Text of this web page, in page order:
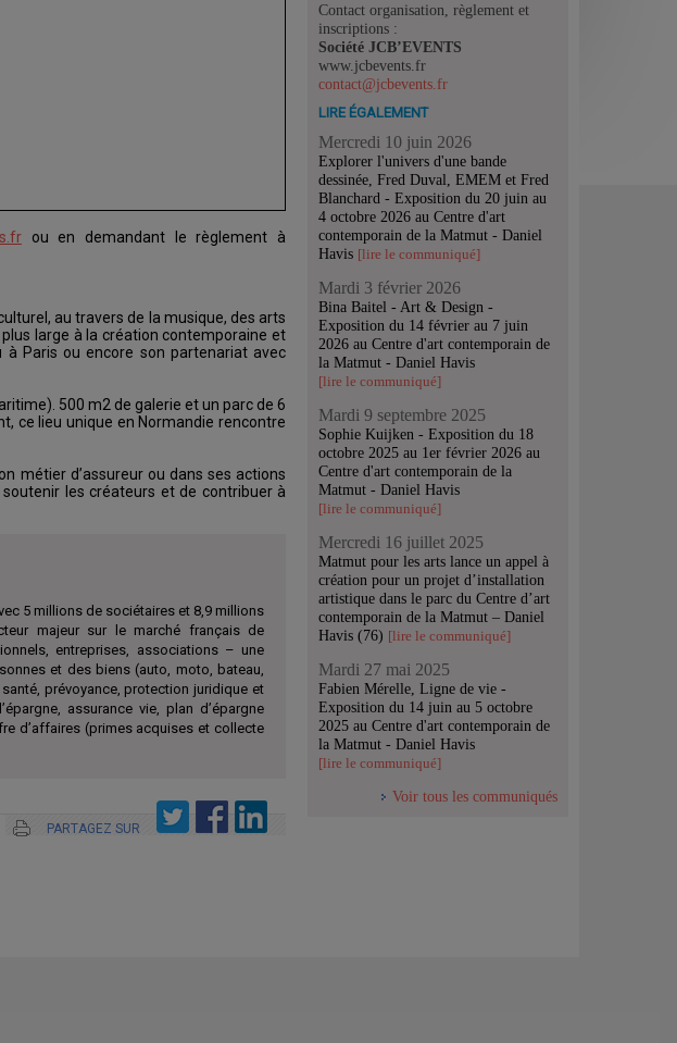
ou en demandant le règlement à
au travers de la musique, des arts
large à la création contemporaine et
Paris ou encore son partenariat avec
500 m2 de galerie et un parc de 6
ce lieu unique en Normandie rencontre
métier d’assureur ou dans ses actions
les créateurs et de contribuer à
5 millions de sociétaires et 8,9 millions
majeur sur le marché français de
entreprises, associations – une
et des biens (auto, moto, bateau,
prévoyance, protection juridique et
assurance vie, plan d’épargne
d’affaires (primes acquises et collecte
PARTAGEZ SUR
Contact organisation, règlement et
inscriptions :
Société JCB’EVENTS
www.jcbevents.fr
contact@jcbevents.fr
LIRE ÉGALEMENT
Mercredi 10 juin 2026
Explorer l'univers d'une bande
dessinée, Fred Duval, EMEM et Fred
Blanchard - Exposition du 20 juin au
4 octobre 2026 au Centre d'art
contemporain de la Matmut - Daniel
Havis [lire le communiqué]
Mardi 3 février 2026
Bina Baitel - Art & Design -
Exposition du 14 février au 7 juin
2026 au Centre d'art contemporain de
la Matmut - Daniel Havis
[lire le communiqué]
Mardi 9 septembre 2025
Sophie Kuijken - Exposition du 18
octobre 2025 au 1er février 2026 au
Centre d'art contemporain de la
Matmut - Daniel Havis
[lire le communiqué]
Mercredi 16 juillet 2025
Matmut pour les arts lance un appel à
création pour un projet d’installation
artistique dans le parc du Centre d’art
contemporain de la Matmut – Daniel
Havis (76) [lire le communiqué]
Mardi 27 mai 2025
Fabien Mérelle, Ligne de vie -
Exposition du 14 juin au 5 octobre
2025 au Centre d'art contemporain de
la Matmut - Daniel Havis
[lire le communiqué]
Voir tous les communiqués